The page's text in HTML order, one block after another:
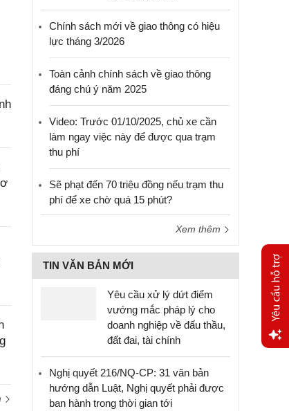
Chính sách mới về giao thông có hiệu
lực tháng 3/2026
Toàn cảnh chính sách về giao thông
đáng chú ý năm 2025
Video: Trước 01/10/2025, chủ xe cần
làm ngay việc này để được qua trạm
thu phí
Sẽ phạt đến 70 triệu đồng nếu trạm thu
phí để xe chờ quá 15 phút?
Xem thêm
TIN VĂN BẢN MỚI
Yêu cầu xử lý dứt điểm
vướng mắc pháp lý cho
doanh nghiệp về đấu thầu,
đất đai, tài chính
Nghị quyết 216/NQ-CP: 31 văn bản
hướng dẫn Luật, Nghị quyết phải được
ban hành trong thời gian tới